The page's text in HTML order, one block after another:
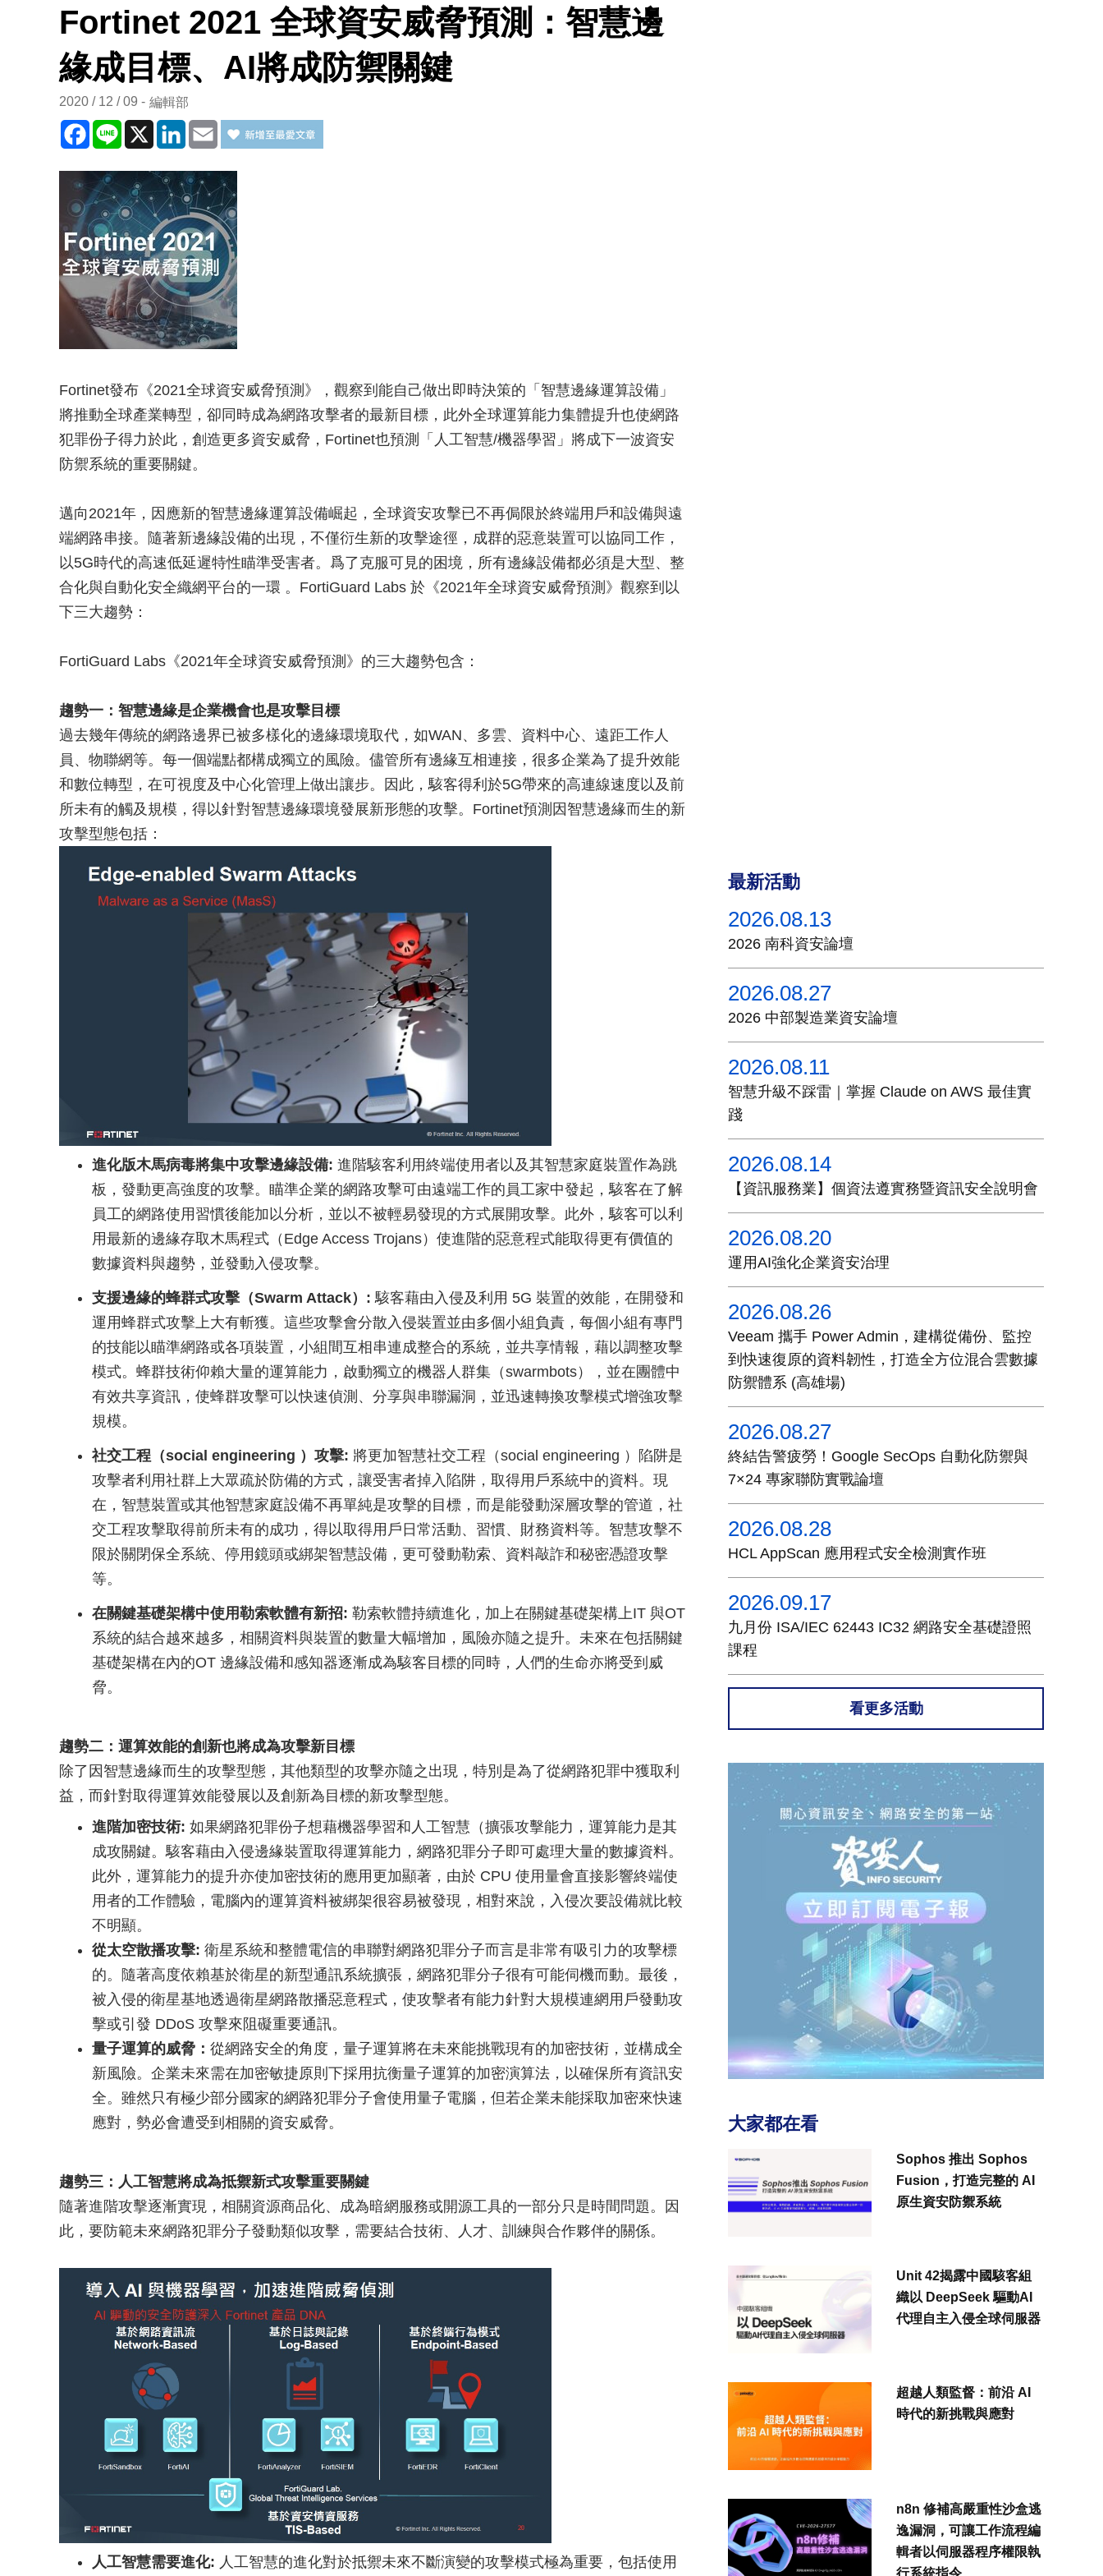
Fortinet 2021 全球資安威脅預測：智慧邊
緣成目標、AI將成防禦關鍵
2020 / 12 / 09 編輯部
Facebook
Line X LinkedInEmail
Fortinet發布《2021全球資安威脅預測》，觀察到能自己做出即時決策的「智慧邊緣運算設備」
將推動全球產業轉型，卻同時成為網路攻擊者的最新目標，此外全球運算能力集體提升也使網路
犯罪份子得力於此，創造更多資安威脅，Fortinet也預測「人工智慧/機器學習」將成下一波資安
防禦系統的重要關鍵。
邁向2021年，因應新的智慧邊緣運算設備崛起，全球資安攻擊已不再侷限於終端用戶和設備與遠
端網路串接。隨著新邊緣設備的出現，不僅衍生新的攻擊途徑，成群的惡意裝置可以協同工作，
以5G時代的高速低延遲特性瞄準受害者。爲了克服可見的困境，所有邊緣設備都必須是大型、整
合化與自動化安全織網平台的一環 。FortiGuard Labs 於《2021年全球資安威脅預測》觀察到以
下三大趨勢：
FortiGuard Labs《2021年全球資安威脅預測》的三大趨勢包含：
趨勢一：智慧邊緣是企業機會也是攻擊目標
過去幾年傳統的網路邊界已被多樣化的邊緣環境取代，如WAN、多雲、資料中心、遠距工作人
員、物聯網等。每一個端點都構成獨立的風險。儘管所有邊緣互相連接，很多企業為了提升效能
和數位轉型，在可視度及中心化管理上做出讓步。因此，駭客得利於5G帶來的高連線速度以及前
所未有的觸及規模，得以針對智慧邊緣環境發展新形態的攻擊。Fortinet預測因智慧邊緣而生的新
攻擊型態包括：
進化版木馬病毒將集中攻擊邊緣設備: 進階駭客利用終端使用者以及其智慧家庭裝置作為跳
板，發動更高強度的攻擊。瞄準企業的網路攻擊可由遠端工作的員工家中發起，駭客在了解
員工的網路使用習慣後能加以分析，並以不被輕易發現的方式展開攻擊。此外，駭客可以利
用最新的邊緣存取木馬程式（Edge Access Trojans）使進階的惡意程式能取得更有價值的
數據資料與趨勢，並發動入侵攻擊。
支援邊緣的蜂群式攻擊（Swarm Attack）:駭客藉由入侵及利用 5G 裝置的效能，在開發和
運用蜂群式攻擊上大有斬獲。這些攻擊會分散入侵裝置並由多個小組負責，每個小組有專門
的技能以瞄準網路或各項裝置，小組間互相串連成整合的系統，並共享情報，藉以調整攻擊
模式。蜂群技術仰賴大量的運算能力，啟動獨立的機器人群集（swarmbots），並在團體中
有效共享資訊，使蜂群攻擊可以快速偵測、分享與串聯漏洞，並迅速轉換攻擊模式增強攻擊
規模。
社交工程（social engineering ）攻擊: 將更加智慧社交工程（social engineering ）陷阱是
攻擊者利用社群上大眾疏於防備的方式，讓受害者掉入陷阱，取得用戶系統中的資料。現
在，智慧裝置或其他智慧家庭設備不再單純是攻擊的目標，而是能發動深層攻擊的管道，社
交工程攻擊取得前所未有的成功，得以取得用戶日常活動、習慣、財務資料等。智慧攻擊不
限於關閉保全系統、停用鏡頭或綁架智慧設備，更可發動勒索、資料敲詐和秘密憑證攻擊
等。
在關鍵基礎架構中使用勒索軟體有新招: 勒索軟體持續進化，加上在關鍵基礎架構上IT 與OT
系統的結合越來越多，相關資料與裝置的數量大幅增加，風險亦隨之提升。未來在包括關鍵
基礎架構在內的OT 邊緣設備和感知器逐漸成為駭客目標的同時，人們的生命亦將受到威
脅。
趨勢二：運算效能的創新也將成為攻擊新目標
除了因智慧邊緣而生的攻擊型態，其他類型的攻擊亦隨之出現，特別是為了從網路犯罪中獲取利
益，而針對取得運算效能發展以及創新為目標的新攻擊型態。
進階加密技術: 如果網路犯罪份子想藉機器學習和人工智慧（擴張攻擊能力，運算能力是其
成攻關鍵。駭客藉由入侵邊緣裝置取得運算能力，網路犯罪分子即可處理大量的數據資料。
此外，運算能力的提升亦使加密技術的應用更加顯著，由於 CPU 使用量會直接影響終端使
用者的工作體驗，電腦內的運算資料被綁架很容易被發現，相對來說，入侵次要設備就比較
不明顯。
從太空散播攻擊: 衛星系統和整體電信的串聯對網路犯罪分子而言是非常有吸引力的攻擊標
的。隨著高度依賴基於衛星的新型通訊系統擴張，網路犯罪分子很有可能伺機而動。最後，
被入侵的衛星基地透過衛星網路散播惡意程式，使攻擊者有能力針對大規模連網用戶發動攻
擊或引發 DDoS 攻擊來阻礙重要通訊。
量子運算的威脅： 從網路安全的角度，量子運算將在未來能挑戰現有的加密技術，並構成全
新風險。企業未來需在加密敏捷原則下採用抗衡量子運算的加密演算法，以確保所有資訊安
全。雖然只有極少部分國家的網路犯罪分子會使用量子電腦，但若企業未能採取加密來快速
應對，勢必會遭受到相關的資安威脅。
趨勢三：人工智慧將成為抵禦新式攻擊重要關鍵
隨著進階攻擊逐漸實現，相關資源商品化、成為暗網服務或開源工具的一部分只是時間問題。因
此，要防範未來網路犯罪分子發動類似攻擊，需要結合技術、人才、訓練與合作夥伴的關係。
人工智慧需要進化: 人工智慧的進化對於抵禦未來不斷演變的攻擊模式極為重要，包括使用
最新活動
2026.08.13
2026 南科資安論壇
2026.08.27
2026 中部製造業資安論壇
2026.08.11
智慧升級不踩雷｜掌握 Claude on AWS 最佳實
踐
2026.08.14
【資訊服務業】個資法遵實務暨資訊安全說明會
2026.08.20
運用AI強化企業資安治理
2026.08.26
Veeam 攜手 Power Admin，建構從備份、監控
到快速復原的資料韌性，打造全方位混合雲數據
防禦體系 (高雄場)
2026.08.27
終結告警疲勞！Google SecOps 自動化防禦與
7×24 專家聯防實戰論壇
2026.08.28
HCL AppScan 應用程式安全檢測實作班
2026.09.17
九月份 ISA/IEC 62443 IC32 網路安全基礎證照
課程
看更多活動
大家都在看
Sophos 推出 Sophos
Fusion，打造完整的 AI
原生資安防禦系統
Unit 42揭露中國駭客組
織以 DeepSeek 驅動AI
代理自主入侵全球伺服器
超越人類監督：前沿 AI
時代的新挑戰與應對
n8n 修補高嚴重性沙盒逃
逸漏洞，可讓工作流程編
輯者以伺服器程序權限執
行系統指令